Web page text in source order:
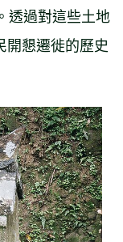
透過對這些土地
開懇遷徙的歷史